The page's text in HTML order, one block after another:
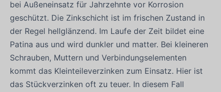
bei Außeneinsatz für Jahrzehnte vor Korrosion
geschützt. Die Zinkschicht ist im frischen Zustand in
der Regel hellglänzend. Im Laufe der Zeit bildet eine
Patina aus und wird dunkler und matter. Bei kleineren
Schrauben, Muttern und Verbindungselementen
kommt das Kleinteileverzinken zum Einsatz. Hier ist
das Stückverzinken oft zu teuer. In diesem Fall